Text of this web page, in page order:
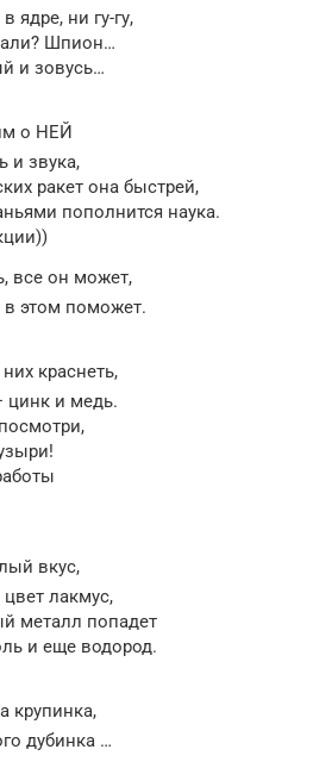
ядре, ни гу-гу,
Шпион…
и зовусь…
о НЕЙ
и звука,
ракет она быстрей,
пополнится наука.
все он может,
в этом поможет.
краснеть,
цинк и медь.
вкус,
лакмус,
металл попадет
и еще водород.
крупинка,
дубинка …